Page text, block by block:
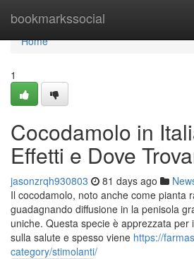
bookmarkssocial
Home
Home
1
Cocodamolo in
Effetti e Dove
jasonzrqh930803 81 days ago
Il cocodamolo, noto anche come pianta
guadagnando diffusione in la penisola
uniche. Questa specie è apprezzata per
sulla salute e spesso viene https://
category/stimolanti/